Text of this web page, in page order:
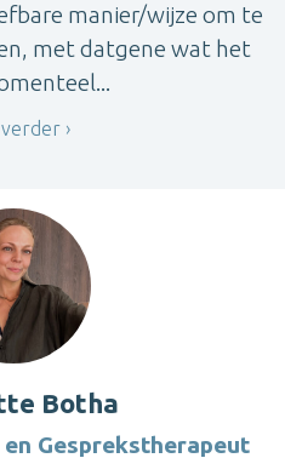
manier/wijze om te
met datgene wat het
verder
Botha
Gesprekstherapeut